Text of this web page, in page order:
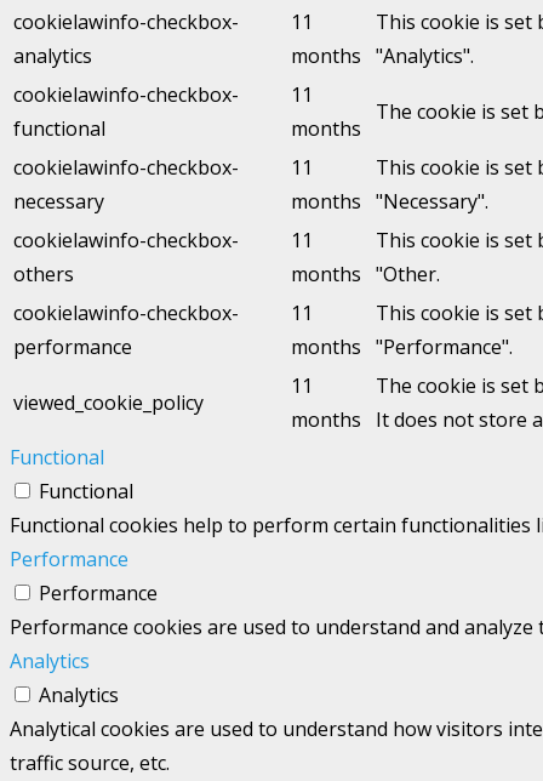
cookielawinfo-checkbox-
analytics
11
months
This cookie is set
"Analytics".
cookielawinfo-checkbox-
functional
11
months
The cookie is set
cookielawinfo-checkbox-
necessary
11
months
This cookie is set
"Necessary".
cookielawinfo-checkbox-
others
11
months
This cookie is set
"Other.
cookielawinfo-checkbox-
performance
11
months
This cookie is set
"Performance".
viewed_cookie_policy
11
months
The cookie is set
It does not store
Functional
Functional
Functional cookies help to perform certain
Performance
Performance
Performance cookies are used to understand and
Analytics
Analytics
Analytical cookies are used to understand how visitors
traffic source, etc.